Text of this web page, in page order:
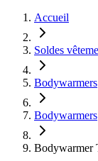
Accueil
Soldes
Bodywarmers
Bodywarmers
Bodywarmer